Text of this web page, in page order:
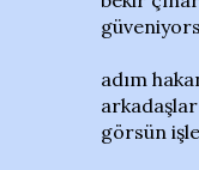
adım
görsün